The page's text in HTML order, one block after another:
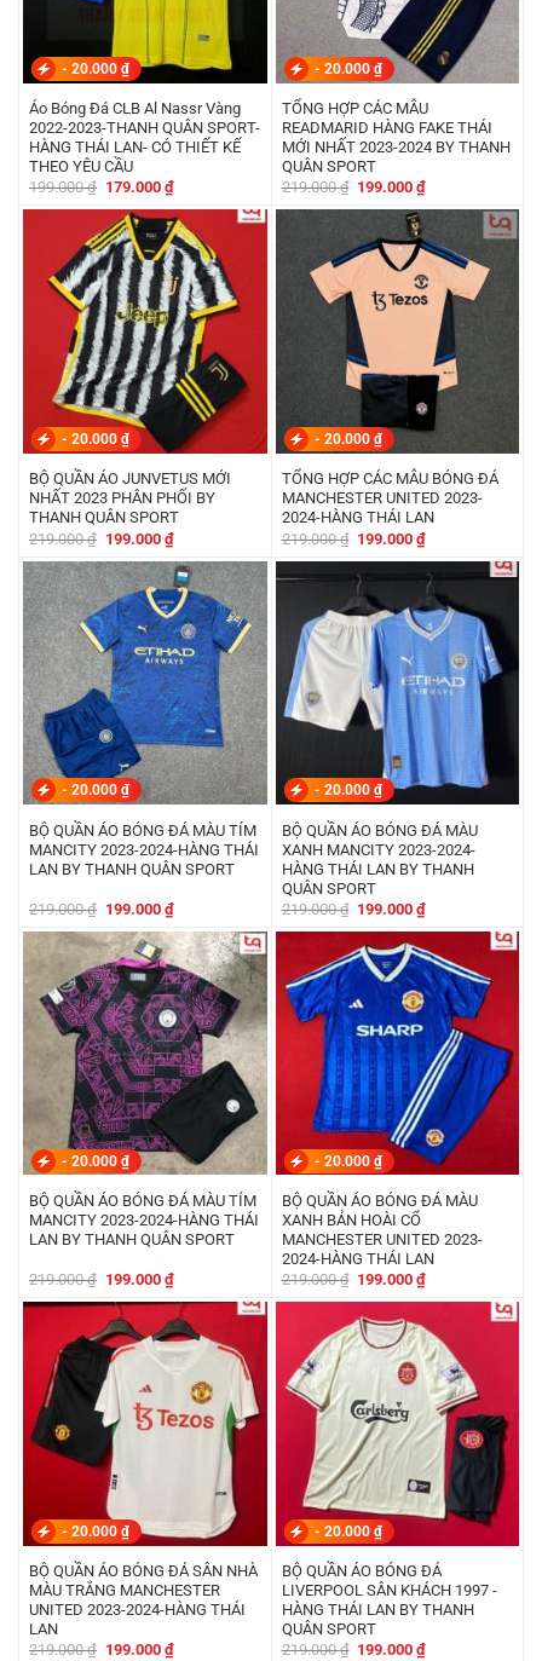
- 20.000 ₫
Áo Bóng Đá CLB Al Nassr Vàng
2022-2023-THANH QUÂN SPORT-
HÀNG THÁI LAN- CÓ THIẾT KẾ
THEO YÊU CẦU
199.000₫ Giá
là:
199.000 ₫.
179.000 ₫Giá
hiện
tại
là:
179.000 ₫.
- 20.000 ₫
TỔNG HỢP CÁC MẪU
READMARID HÀNG FAKE THÁI
MỚI NHẤT 2023-2024 BY THANH
QUÂN SPORT
219.000₫ Giá
là:
219.000 ₫.
199.000₫Giá
tại
199.000 ₫.
- 20.000 ₫
BỘ QUẦN ÁO JUNVETUS MỚI
NHẤT 2023 PHÂN PHỐI BY
THANH QUÂN SPORT
219.000₫ Giá
là:
219.000 ₫.
199.000 ₫Giá
hiện
tại
là:
199.000 ₫.
- 20.000 ₫
TỔNG HỢP CÁC MẪU BÓNG ĐÁ
MANCHESTER UNITED 2023-
2024-HÀNG THÁI LAN
219.000₫ Giá
là:
219.000 ₫.
199.000₫Giá
tại
là:
199.000 ₫.
- 20.000 ₫
BỘ QUẦN ÁO BÓNG ĐÁ MÀU TÍM
MANCITY 2023-2024-HÀNG THÁI
LAN BY THANH QUÂN SPORT
219.000₫ Giá
là:
219.000 ₫.
199.000 ₫Giá
hiện
tại
là:
199.000 ₫.
- 20.000 ₫
BỘ QUẦN ÁO BÓNG ĐÁ MÀU
XANH MANCITY 2023-2024-
HÀNG THÁI LAN BY THANH
QUÂN SPORT
219.000₫ Giá
là:
219.000 ₫.
199.000₫Giá
tại
là:
199.000 ₫.
- 20.000 ₫
BỘ QUẦN ÁO BÓNG ĐÁ MÀU TÍM
MANCITY 2023-2024-HÀNG THÁI
LAN BY THANH QUÂN SPORT
219.000₫ Giá
là:
219.000 ₫.
199.000 ₫Giá
hiện
tại
là:
199.000 ₫.
- 20.000 ₫
BỘ QUẦN ÁO BÓNG ĐÁ MÀU
XANH BẢN HOÀI CỔ
MANCHESTER UNITED 2023-
2024-HÀNG THÁI LAN
219.000₫ Giá
là:
219.000 ₫.
199.000₫Giá
tại
là:
199.000 ₫.
- 20.000 ₫
BỘ QUẦN ÁO BÓNG ĐÁ SÂN NHÀ
MÀU TRẮNG MANCHESTER
UNITED 2023-2024-HÀNG THÁI
LAN
219.000₫ Giá
199.000 ₫Giá
- 20.000 ₫
BỘ QUẦN ÁO BÓNG ĐÁ
LIVERPOOL SÂN KHÁCH 1997 -
HÀNG THÁI LAN BY THANH
QUÂN SPORT
219.000₫ Giá
199.000₫Giá